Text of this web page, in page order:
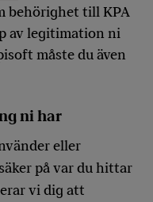
behörighet till KPA
av legitimation ni
måste du även
ni har
eller
på var du hittar
vi dig att